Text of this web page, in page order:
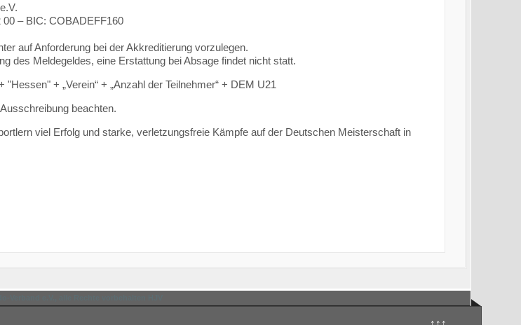
00 – BIC: COBADEFF160
auf Anforderung bei der Akkreditierung vorzulegen.
des Meldegeldes, eine Erstattung bei Absage findet nicht statt.
+ „Verein“ + „Anzahl der Teilnehmer“ + DEM U21
beachten.
viel Erfolg und starke, verletzungsfreie Kämpfe auf der Deutschen Meisterschaft in
↑↑↑